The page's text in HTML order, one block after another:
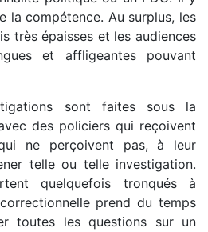
la compétence. Au surplus, les
très épaisses et les audiences
et affligeantes pouvant
sont faites sous la
des policiers qui reçoivent
ne perçoivent pas, à leur
telle ou telle investigation.
quelquefois tronqués à
correctionnelle prend du temps
toutes les questions sur un